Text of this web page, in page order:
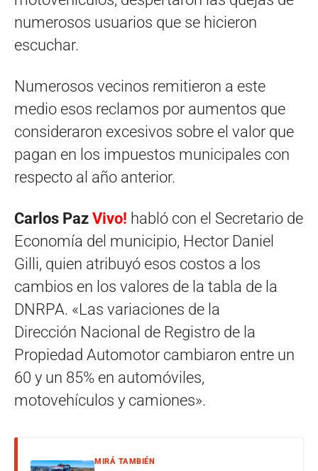
numerosos usuarios que se hicieron
escuchar.
Numerosos vecinos remitieron a este
medio esos reclamos por aumentos que
consideraron excesivos sobre el valor que
pagan en los impuestos municipales con
respecto al año anterior.
Carlos Paz Vivo! habló con el Secretario de
Economía del municipio, Hector Daniel
Gilli, quien atribuyó esos costos a los
cambios en los valores de la tabla de la
DNRPA. «Las variaciones de la
Dirección Nacional de Registro de la
Propiedad Automotor cambiaron entre un
60 y un 85% en automóviles,
motovehículos y camiones».
MIRÁ TAMBIÉN